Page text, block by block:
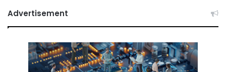
Advertisement